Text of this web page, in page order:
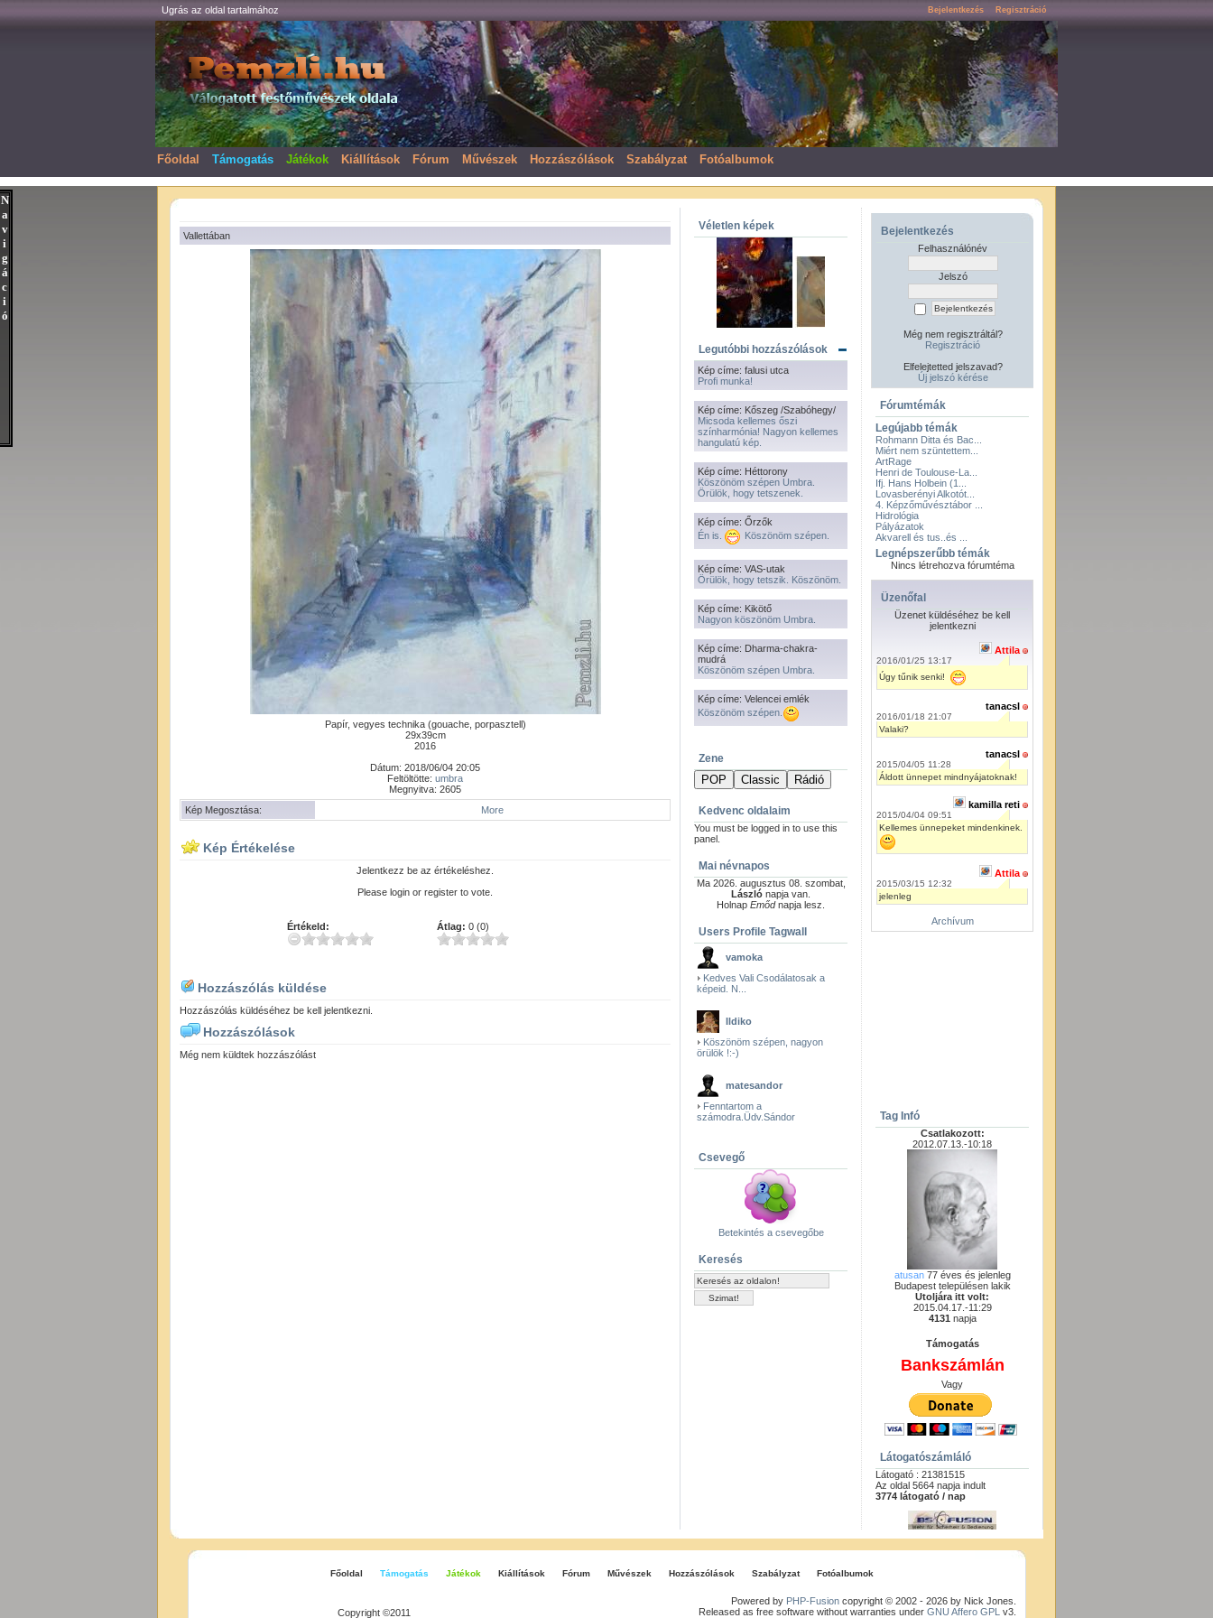
N
a
v
i
g
á
c
i
ó
Ugrás az oldal tartalmához Bejelentkezés Regisztráció
Főoldal Támogatás Játékok Kiállítások Fórum Művészek Hozzászólások Szabályzat Fotóalbumok
Vallettában
Papír, vegyes technika (gouache, porpasztell)
29x39cm
2016
Dátum: 2018/06/04 20:05
Feltöltötte: umbra
Megnyitva: 2605
Kép Megosztása:
More
Kép Értékelése
Jelentkezz be az értékeléshez.
Please login or register to vote.
Értékeld: Átlag: 0 (0)
Hozzászólás küldése
Hozzászólás küldéséhez be kell jelentkezni.
Hozzászólások
Még nem küldtek hozzászólást
Véletlen képek
Legutóbbi hozzászólások
Kép címe: falusi utca
Profi munka!
Kép címe: Kőszeg /Szabóhegy/
Micsoda kellemes őszi
színharmónia! Nagyon kellemes
hangulatú kép.
Kép címe: Héttorony
Köszönöm szépen Umbra.
Örülök, hogy tetszenek.
Kép címe: Őrzők
Én is.
Köszönöm szépen.
Kép címe: VAS-utak
Örülök, hogy tetszik. Köszönöm.
Kép címe: Kikötő
Nagyon köszönöm Umbra.
Kép címe: Dharma-chakra-
mudrá
Köszönöm szépen Umbra.
Kép címe: Velencei emlék
Köszönöm szépen.
Zene
Kedvenc oldalaim
You must be logged in to use this
panel.
Mai névnapos
Ma 2026. augusztus 08. szombat,
László napja van.
Holnap Emődnapja lesz.
Users Profile Tagwall
vamoka
Kedves Vali Csodálatosak a
képeid. N...
Ildiko
Köszönöm szépen, nagyon
örülök !:-)
matesandor
Fenntartom a
számodra.Üdv.Sándor
Csevegő
Betekintés a csevegőbe
Keresés
Bejelentkezés
Felhasználónév
Jelszó
Még nem regisztráltál?
Regisztráció
Elfelejtetted jelszavad?
Új jelszó kérése
Fórumtémák
Legújabb témák
Rohmann Ditta és Bac...
Miért nem szüntettem...
ArtRage
Henri de Toulouse-La...
Ifj. Hans Holbein (1...
Lovasberényi Alkotót...
4. Képzőművésztábor ...
Hidrológia
Pályázatok
Akvarell és tus..és ...
Legnépszerűbb témák
Nincs létrehozva fórumtéma
Üzenőfal
Üzenet küldéséhez be kell
jelentkezni
Attila
2016/01/25 13:17
Úgy tűnik senki!
tanacsl
2016/01/18 21:07
Valaki?
tanacsl
2015/04/05 11:28
Áldott ünnepet mindnyájatoknak!
kamilla reti
2015/04/04 09:51
Kellemes ünnepeket mindenkinek.
Attila
2015/03/15 12:32
jelenleg
Archívum
Tag Infó
Csatlakozott:
2012.07.13.-10:18
atusan77 éves és jelenleg
Budapest településen lakik
Utoljára itt volt:
2015.04.17.-11:29
4131 napja
Támogatás
Bankszámlán
Vagy
Látogatószámláló
Látogató : 21381515
Az oldal 5664 napja indult
3774 látogató / nap
Főoldal Támogatás Játékok Kiállítások Fórum Művészek Hozzászólások Szabályzat Fotóalbumok
Copyright ©2011
Powered by PHP-Fusioncopyright © 2002 - 2026 by Nick Jones.
Released as free software without warranties under GNU Affero GPL v3.